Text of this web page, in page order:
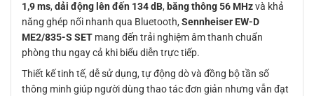
1,9 ms, dải động lên đến 134 dB, băng thông 56 MHzvà khả
năng ghép nối nhanh qua Bluetooth, Sennheiser EW-D
ME2/835-S SET mang đến trải nghiệm âm thanh chuẩn
phòng thu ngay cả khi biểu diễn trực tiếp.
Thiết kế tinh tế, dễ sử dụng, tự động dò và đồng bộ tần số
thông minh giúp người dùng thao tác đơn giản nhưng vẫn đạt